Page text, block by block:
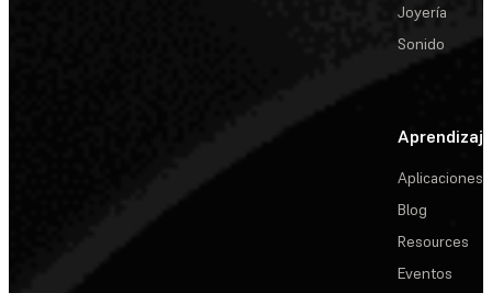
Joyería
Sonido
Aprendizaje
Aplicaciones
Blog
Resources
Eventos